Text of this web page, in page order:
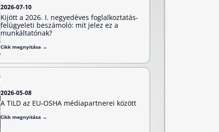
2026-07-10
Kijött a 2026. I. negyedéves foglalkoztatás-
felügyeleti beszámoló: mit jelez ez a
munkáltatónak?
Cikk megnyitása →
2026-05-08
A TILD az EU-OSHA médiapartnerei között
Cikk megnyitása →